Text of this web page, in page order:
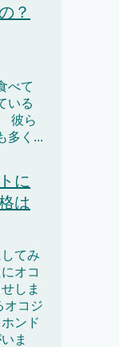
？
べて
いる
彼ら
多く...
に
は
てみ
オコ
しま
オコジ
ンド
ま